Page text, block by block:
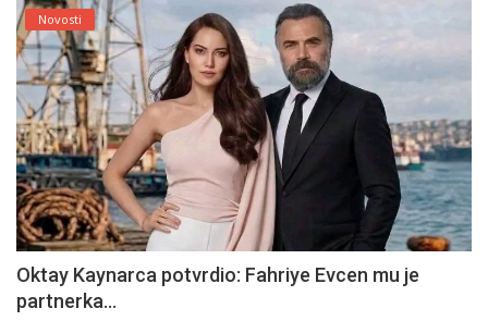
Novosti
Oktay Kaynarca potvrdio: Fahriye Evcen mu je
partnerka...